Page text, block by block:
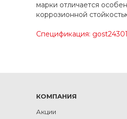
марки отличается
коррозионной
Спецификация:
КОМПАНИЯ
Акции